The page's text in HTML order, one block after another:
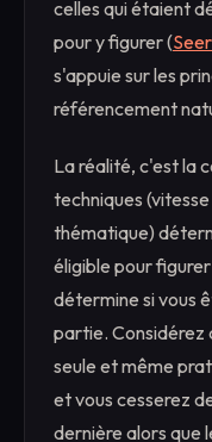
celles qui étaient
pour y figurer (
s'appuie sur les
référencement
La réalité, c'est la
techniques
thématique)
éligible pour
détermine si vous
partie. Considérez
seule et même
et vous cesserez
dernière alors que